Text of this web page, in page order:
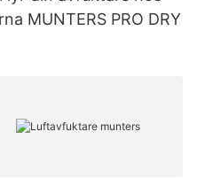
MUNTERS PRO DRY